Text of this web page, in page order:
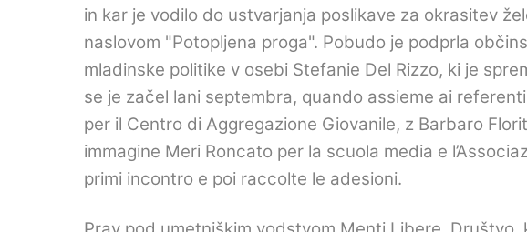
in kar je vodilo do ustvarjanja poslikave za okrasitev
naslovom "Potopljena proga". Pobudo je podprla
mladinske politike v osebi Stefanie Del Rizzo, ki je
se je začel lani septembra, quando assieme ai
per il Centro di Aggregazione Giovanile, z Barbaro
immagine Meri Roncato per la scuola media e
primi incontro e poi raccolte le adesioni.